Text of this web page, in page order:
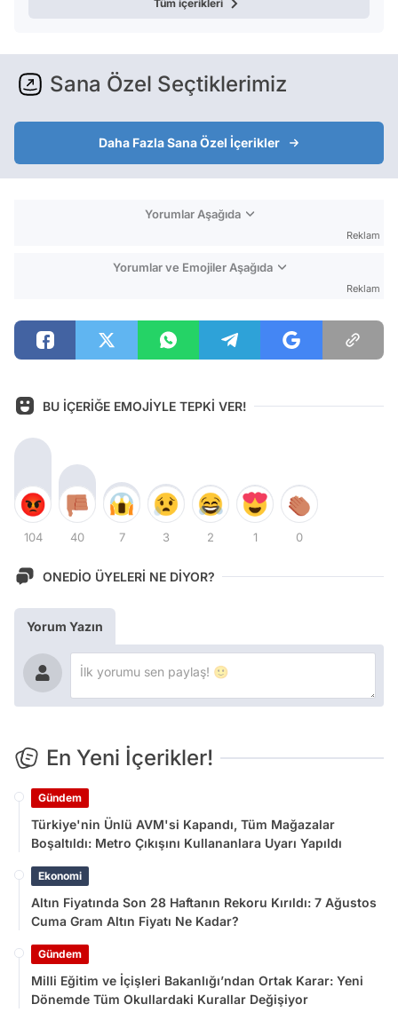
Tüm içerikleri
Sana Özel Seçtiklerimiz
Daha Fazla Sana Özel İçerikler
Yorumlar Aşağıda
Reklam
Yorumlar ve Emojiler Aşağıda
Reklam
BU İÇERİĞE EMOJİYLE TEPKİ VER!
104 40 7 3 2 1 0
ONEDİO ÜYELERİ NE DİYOR?
Yorum Yazın
En Yeni İçerikler!
Gündem
Türkiye'nin Ünlü AVM'si Kapandı, Tüm Mağazalar
Boşaltıldı: Metro Çıkışını Kullananlara Uyarı Yapıldı
Ekonomi
Altın Fiyatında Son 28 Haftanın Rekoru Kırıldı: 7 Ağustos
Cuma Gram Altın Fiyatı Ne Kadar?
Gündem
Milli Eğitim ve İçişleri Bakanlığı’ndan Ortak Karar: Yeni
Dönemde Tüm Okullardaki Kurallar Değişiyor